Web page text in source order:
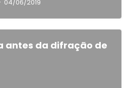
· 04/06/2019
antes da difração de